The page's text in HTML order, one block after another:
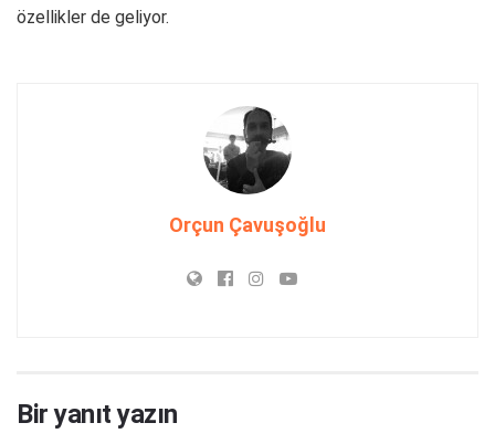
özellikler de geliyor.
Orçun Çavuşoğlu
Bir yanıt yazın